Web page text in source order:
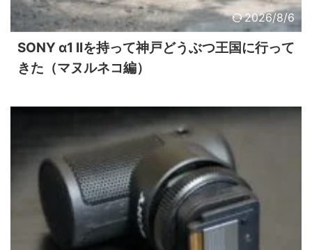
2026/8/6
SONY α1 IIを持って神戸どうぶつ王国に行って
きた（マヌルネコ編）